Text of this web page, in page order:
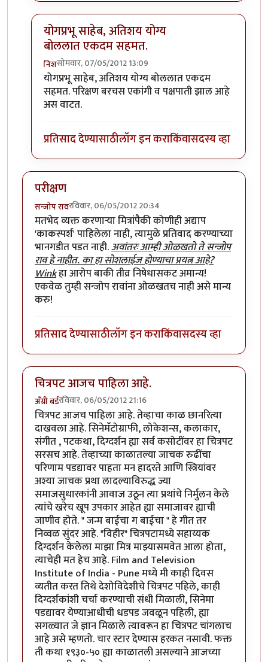
योगप्रभू साहेब, अतिशय योग्य
बोललात एकदम सहमत.
निशसोमवार, 07/05/2012 13:09
In reply toपरीक्षण वाचून वाईट वाटले...byयोगप्रभू
योगप्रभू साहेब, अतिशय योग्य बोललात एकदम
सहमत. परिक्षण बरचस एकांगी व पक्षपाती झाल आहे
अस वाटत.
प्रतिसाद देण्यासाठीलॉग इन कराकिंवासदस्य व्हा
परीक्षण
सन्जोप रावरविवार, 06/05/2012 20:34
मतभेद व्यक्त करणार्‍या मित्रांपैकी कोणीही अद्याप
'काकस्पर्श' पाहिलेला नाही, त्यामुळे प्रतिवाद करण्याच्या
भानगडीत पडत नाही.अवांतरः आम्ही ओळखतो ते सन्जोप
राव हे नाहीत. का हा सोशलाईज होण्याचा प्रयत्न आहे?
Winkहा आरोप बाकी तीव्र निषेधासकट अमान्य!
एकवेळ तुम्ही सन्जोप रावांना ओळखतच नाही असे मान्य
करु!
प्रतिसाद देण्यासाठीलॉग इन कराकिंवासदस्य व्हा
चित्रपट आजच पाहिला आहे.
अँग्री बर्डरविवार, 06/05/2012 21:16
चित्रपट आजच पाहिला आहे. तेव्हाचा काळ छानरित्या
दाखवला आहे. सिनेमॅटोग्राफी, लोकेशन्स, कलाकार,
संगीत , पटकथा, दिग्दर्शन ह्या सर्व कसोटींवर हा चित्रपट
सरसच आहे. तेव्हाच्या काळातल्या जाचक रुढींचा
परिणाम पडद्यावर पाहता मन हादरते आणि स्त्रियांवर
अश्या जाचक प्रथा लादल्याविरुद्ध ज्या
समाजसुधारकांनी आवाज उठून त्या प्रथांचे निर्मुलन केले
त्यांचे खरेच खूप उपकार आहेत ह्या समाजावर ह्याची
जाणीव होते. " जन्म बाईचा ग बाईचा " हे गीत तर
निव्वळ सुंदर आहे. "विहीर" चित्रपटामध्ये सहाय्यक
दिग्दर्शन केलेला माझा मित्र माझ्यासमवेत आला होता,
त्याचेही मत हेच आहे. Film and Television
Institute of India - Pune मध्ये मी काही दिवस
व्यतीत करत तिथे देशोविदेशीचे चित्रपट पहिले, काही
दिग्दर्शकांशी चर्चा करण्याची संधी मिळाली, सिनेमा
पडद्यावर येण्याआधीची धडपड जवळून पहिली, ह्या
सगळ्यात जे ज्ञान मिळाले त्यावरून हा चित्रपट चांगलाच
आहे असे म्हणतो. चार स्टार देण्यास हरकत नसावी. फक्त
ती कथा १९३०-५० ह्या काळातली असल्याने आजच्या